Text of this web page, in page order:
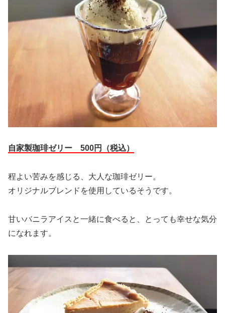
自家製珈琲ゼリー 500円（税込）
程よい苦みを感じる、大人な珈琲ゼリー。
オリジナルブレンドを使用しているそうです。
甘いバニラアイスと一緒に食べると、とっても幸せな気分
になれます。